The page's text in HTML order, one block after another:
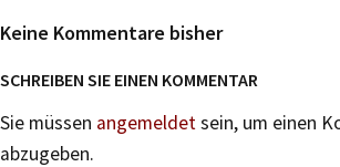
Keine Kommentare bisher
SCHREIBEN SIE EINEN KOMMENTAR
Sie müssen angemeldetsein, um einen
abzugeben.